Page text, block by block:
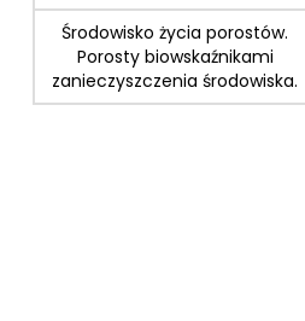
Środowisko życia porostów.
Porosty biowskaźnikami
zanieczyszczenia środowiska.